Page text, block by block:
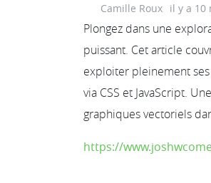
Camille Roux il y a 10
Plongez dans une
puissant. Cet article
exploiter pleinement
via CSS et JavaScript.
graphiques vectoriels
https://